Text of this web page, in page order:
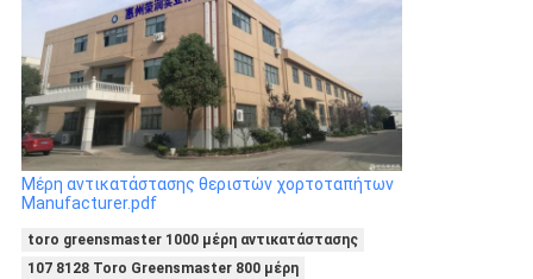
Μέρη αντικατάστασης θεριστών χορτοταπήτων
Manufacturer.pdf
toro greensmaster 1000 μέρη αντικατάστασης
107 8128 Toro Greensmaster 800 μέρη